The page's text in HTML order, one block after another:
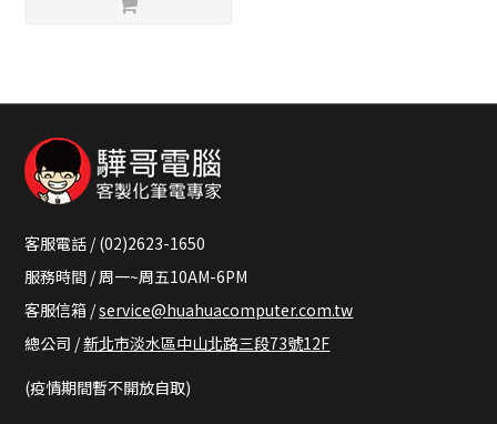
客服電話 / (02)2623-1650
服務時間 / 周一~周五10AM-6PM
客服信箱 /service@huahuacomputer.com.tw
總公司 /新北市淡水區中山北路三段73號12F
(疫情期間暫不開放自取)